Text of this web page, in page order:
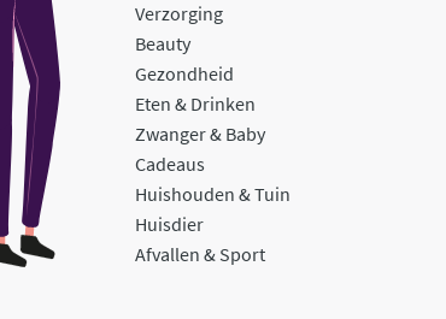
Verzorging
Beauty
Gezondheid
Eten & Drinken
Zwanger & Baby
Cadeaus
Huishouden & Tuin
Huisdier
Afvallen & Sport